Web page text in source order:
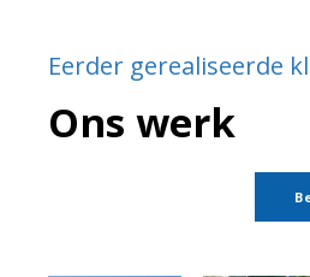
Eerder gerealiseerde
Ons werk